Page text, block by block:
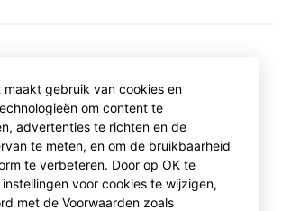
Limited. GetTransport®
International Limited.
maakt gebruik van cookies en
om content te
advertenties te richten en de
te meten, en om de bruikbaarheid
te verbeteren. Door op OK te
voor cookies te wijzigen,
met de Voorwaarden zoals